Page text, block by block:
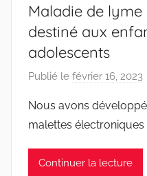
Maladie de
destiné aux
adolescents
Publié le février 16, 2023
r
D
Nous avons
malettes électroniques
Continuer la lecture